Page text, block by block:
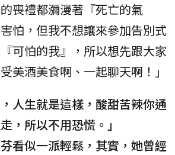
的喪禮都瀰漫著『死亡的氣
怕，但我不想讓來參加告別式
可怕的我』，所以想先跟大家
美酒美食啊、一起聊天啊！」
，人生就是這樣，酸甜苦辣你通
，所以不用恐慌。」
看似一派輕鬆，其實，她曾經